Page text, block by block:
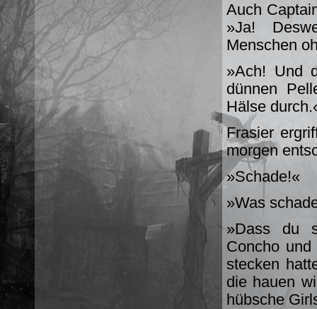
Auch
»Ja!
Menschen
»Ach! Und
dünnen
Hälse
Frasier
morgen
»Schade!«
»Was
»Dass du
Concho
stecken
die hauen
hübsche